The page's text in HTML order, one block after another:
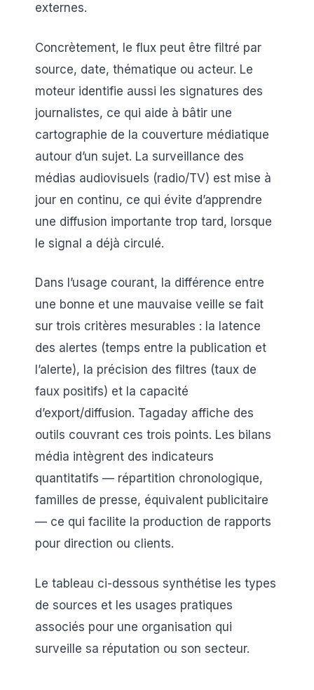
externes.
Concrètement, le flux peut être filtré par
source, date, thématique ou acteur. Le
moteur identifie aussi les signatures des
journalistes, ce qui aide à bâtir une
cartographie de la couverture médiatique
autour d’un sujet. La surveillance des
médias audiovisuels (radio/TV) est mise à
jour en continu, ce qui évite d’apprendre
une diffusion importante trop tard, lorsque
le signal a déjà circulé.
Dans l’usage courant, la différence entre
une bonne et une mauvaise veille se fait
sur trois critères mesurables : la latence
des alertes (temps entre la publication et
l’alerte), la précision des filtres (taux de
faux positifs) et la capacité
d’export/diffusion. Tagaday affiche des
outils couvrant ces trois points. Les bilans
média intègrent des indicateurs
quantitatifs — répartition chronologique,
familles de presse, équivalent publicitaire
— ce qui facilite la production de rapports
pour direction ou clients.
Le tableau ci-dessous synthétise les types
de sources et les usages pratiques
associés pour une organisation qui
surveille sa réputation ou son secteur.